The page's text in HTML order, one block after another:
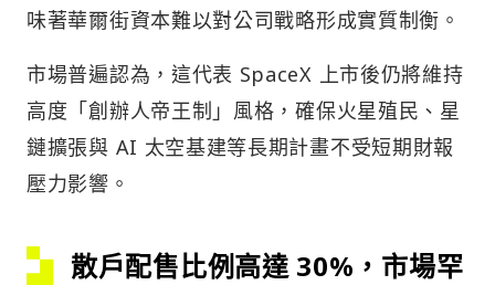
味著華爾街資本難以對公司戰略形成實質制衡。
市場普遍認為，這代表 SpaceX 上市後仍將維持
高度「創辦人帝王制」風格，確保火星殖民、星
鏈擴張與 AI 太空基建等長期計畫不受短期財報
壓力影響。
散戶配售比例高達 30%，市場罕